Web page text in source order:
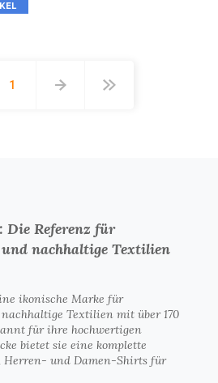
1
Die Referenz für
nachhaltige Textilien
ikonische Marke für
Textilien mit über 170
für ihre hochwertigen
bietet sie eine komplette
Herren- und Damen-Shirts für